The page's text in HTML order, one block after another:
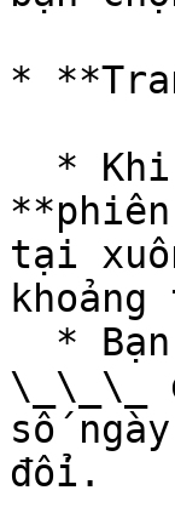
*
tại
\_\_\_
số
đổi.